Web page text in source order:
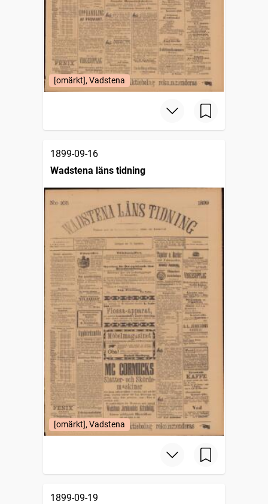
[omärkt], Vadstena
1899-09-16
Wadstena läns tidning
[omärkt], Vadstena
1899-09-19